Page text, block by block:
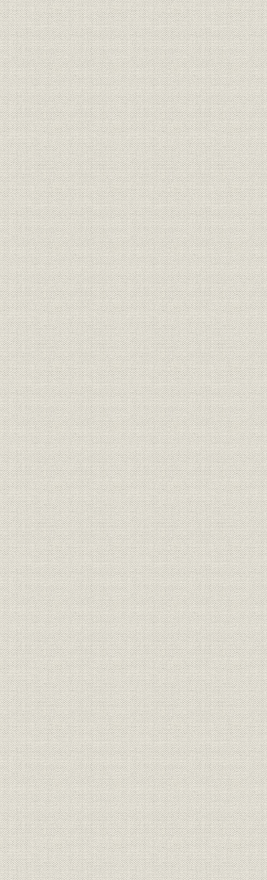
組織;規則 盟約書 明治九年
規則;役員 大元方規程 明治九年
財務・業績
大元方 明治九年春季・秋季惣勘
定
明治九年
定、明治
惣勘定
経営
三井物産会社創立願書(会社創立
御願)
明治九年
経営;規則
三井物産会社創立ニ付同族ト物
産会社々主トノ約定書
明治九年
規則 三井物産会社規則 明治九年
規則 三井物産会社商売取扱手続概略 明治九年
組織;従業員 三井物産会社社員職制 明治一三
財務・業績
三井物産会社資本金額確定ニ付
三井組大元方宛通知状
明治一三
経営;規則
大元方規程改正ニ付相談心得覚
書
明治一〇
経営;規則 盟約書之内改正箇条書 明治一一年
経営;規則 大元方規定改正書 明治一一
経営 明治十六年誓約書 明治一六
経営 三井高福 大元方改正意見書 明治一八
経営 (大元方改役)御尋ニ付見込書 明治一八
経営 三井高福 申談書 明治一八
財務・業績 明治十八年大元方出費改正書写 明治一八年
経営 家長方議書 明治一九
経営 家長方御見込書 明治一九
経営 同苗一致決心誓盟書 明治一九
規則 三井家定則 明治一九年
経営;規則 井上伯へ呈上同族并重役誓約書 明治二三
経営;規則
三井銀行総長・副長ト相談役ト
ノ規約
明治二十
財務・業績 三井銀行 貸借総括表 明治二三
財務・業績 [三井銀行] 全店合併整理予算 明治二十
財務・業績
[三井銀行] 調書類之儘当時決算
之見込
明治二十
社訓 三井家憲第二草案 明治二四
経営;社訓 ロイスレル氏意見書
明治二四
年七月廿日
経営;規則 三井家仮評議会規則 明治二四